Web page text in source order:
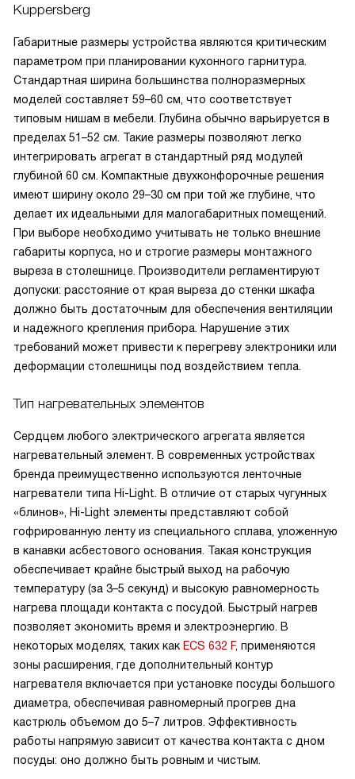
Kuppersberg
Габаритные размеры устройства являются критическим
параметром при планировании кухонного гарнитура.
Стандартная ширина большинства полноразмерных
моделей составляет 59–60 см, что соответствует
типовым нишам в мебели. Глубина обычно варьируется в
пределах 51–52 см. Такие размеры позволяют легко
интегрировать агрегат в стандартный ряд модулей
глубиной 60 см. Компактные двухконфорочные решения
имеют ширину около 29–30 см при той же глубине, что
делает их идеальными для малогабаритных помещений.
При выборе необходимо учитывать не только внешние
габариты корпуса, но и строгие размеры монтажного
выреза в столешнице. Производители регламентируют
допуски: расстояние от края выреза до стенки шкафа
должно быть достаточным для обеспечения вентиляции
и надежного крепления прибора. Нарушение этих
требований может привести к перегреву электроники или
деформации столешницы под воздействием тепла.
Тип нагревательных элементов
Сердцем любого электрического агрегата является
нагревательный элемент. В современных устройствах
бренда преимущественно используются ленточные
нагреватели типа Hi-Light. В отличие от старых чугунных
«блинов», Hi-Light элементы представляют собой
гофрированную ленту из специального сплава, уложенную
в канавки асбестового основания. Такая конструкция
обеспечивает крайне быстрый выход на рабочую
температуру (за 3–5 секунд) и высокую равномерность
нагрева площади контакта с посудой. Быстрый нагрев
позволяет экономить время и электроэнергию. В
некоторых моделях, таких как ECS 632 F, применяются
зоны расширения, где дополнительный контур
нагревателя включается при установке посуды большого
диаметра, обеспечивая равномерный прогрев дна
кастрюль объемом до 5–7 литров. Эффективность
работы напрямую зависит от качества контакта с дном
посуды: оно должно быть ровным и чистым.